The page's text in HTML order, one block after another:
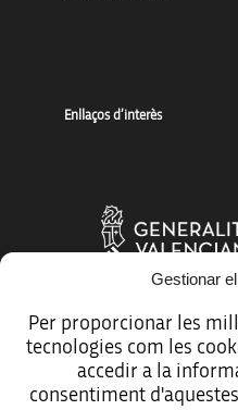
Gestionar
Per proporcionar les
tecnologies com les
accedir a la
consentiment
Enllaços d’interès
Més organismes de